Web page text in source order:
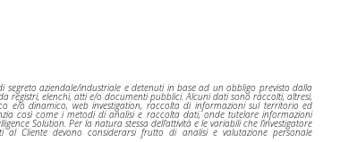
aziendale/industriale e detenuti in base ad un obbligo previsto dalla
elenchi, atti e/o documenti pubblici. Alcuni dati sono raccolti, altresì,
e/o dinamico, web investigation, raccolta di informazioni sul territorio ed
così come i metodi di analisi e raccolta dati, onde tutelare informazioni
Solution. Per la natura stessa dell’attività e le variabili che l’investigatore
Cliente devono considerarsi frutto di analisi e valutazione personale